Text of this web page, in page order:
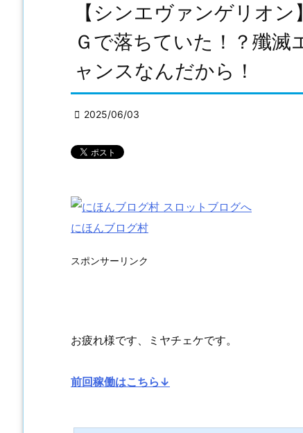
【シンエヴァンゲリオ
Ｇで落ちていた！？殲
ャンスなんだから！
 2025/06/03
にほんブログ村
スポンサーリンク
お疲れ様です、ミヤチェケです。
前回稼働はこちら↓